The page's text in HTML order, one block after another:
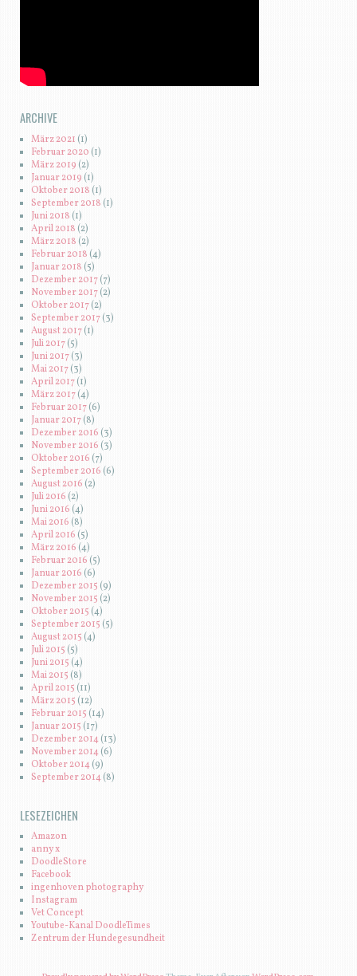
ARCHIVE
März 2021 (1)
Februar 2020 (1)
März 2019 (2)
Januar 2019 (1)
Oktober 2018(1)
September 2018 (1)
Juni 2018 (1)
April 2018(2)
März 2018 (2)
Februar 2018 (4)
Januar 2018 (5)
Dezember 2017(7)
November 2017(2)
Oktober 2017(2)
September 2017(3)
August 2017(1)
Juli 2017(5)
Juni 2017(3)
Mai 2017(3)
April 2017(1)
März 2017(4)
Februar 2017(6)
Januar 2017(8)
Dezember 2016 (3)
November 2016 (3)
Oktober 2016(7)
September 2016 (6)
August 2016 (2)
Juli 2016(2)
Juni 2016 (4)
Mai 2016 (8)
April 2016(5)
März 2016 (4)
Februar 2016 (5)
Januar 2016 (6)
Dezember 2015 (9)
November 2015 (2)
Oktober 2015 (4)
September 2015 (5)
August 2015 (4)
Juli 2015 (5)
Juni 2015 (4)
Mai 2015 (8)
April 2015 (11)
März 2015(12)
Februar 2015 (14)
Januar 2015 (17)
Dezember 2014(13)
November 2014(6)
Oktober 2014(9)
September 2014(8)
LESEZEICHEN
Amazon
anny x
DoodleStore
Facebook
ingenhoven photography
Instagram
Vet Concept
Youtube-Kanal DoodleTimes
Zentrum der Hundegesundheit